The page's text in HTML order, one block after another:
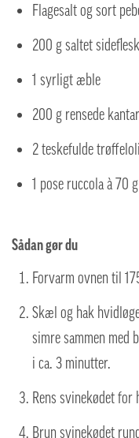
Flagesalt og sort
200 g saltet sideflesk
1 syrligt æble
200 g rensede
2 teskefulde
1 pose ruccola à 70 g
Sådan gør du
Forvarm ovnen til
Skæl og hak
simre sammen med
i ca. 3 minutter.
Rens svinekødet for
Brun svinekødet